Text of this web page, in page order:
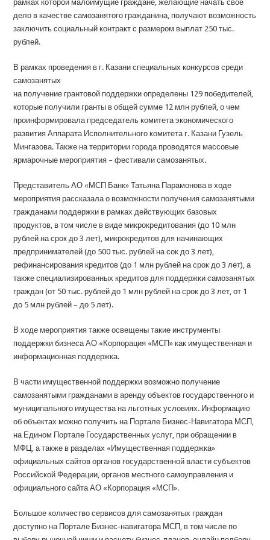
рамках которой малоимущие граждане, желающие начать свое
дело в качестве самозанятого гражданина, получают возможность
заключить социальный контракт с размером выплат 250 тыс.
рублей.
В рамках проведения в г. Казани специальных конкурсов среди
самозанятых
на получение грантовой поддержки определены 129 победителей,
которые получили гранты в общей сумме 12 млн рублей, о чем
проинформировала председатель комитета экономического
развития Аппарата Исполнительного комитета г. Казани Гузель
Мингазова. Также на территории города проводятся массовые
ярмарочные мероприятия – фестивали самозанятых.
Представитель АО «МСП Банк» Татьяна Парамонова в ходе
мероприятия рассказала о возможности получения самозанятыми
гражданами поддержки в рамках действующих базовых
продуктов, в том числе в виде микрокредитования (до 10 млн
рублей на срок до 3 лет), микрокредитов для начинающих
предпринимателей (до 500 тыс. рублей на сок до 3 лет),
рефинансирования кредитов (до 1 млн рублей на срок до 3 лет), а
также специализированных кредитов для поддержки самозанятых
граждан (от 50 тыс. рублей до 1 млн рублей на срок до 3 лет, от 1
до 5 млн рублей – до 5 лет).
В ходе мероприятия также освещены такие инструменты
поддержки бизнеса АО «Корпорация «МСП» как имущественная и
информационная поддержка.
В части имущественной поддержки возможно получение
самозанятыми гражданами в аренду объектов государственного и
муниципального имущества на льготных условиях. Информацию
об объектах можно получить на Портале Бизнес-Навигатора МСП,
на Едином Портале Государственных услуг, при обращении в
МФЦ, а также в разделах «Имущественная поддержка»
официальных сайтов органов государственной власти субъектов
Российской Федерации, органов местного самоуправления и
официального сайта АО «Корпорация «МСП».
Большое количество сервисов для самозанятых граждан
доступно на Портале Бизнес-навигатора МСП, в том числе по